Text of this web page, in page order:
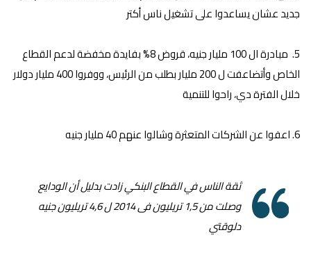
جديد عشان يساعدوا على تشغيل ناس أكتر
5. مبادرة ال 100 مليار جنيه، قروض 8% بفايدة مخفضة لدعم القطاع
الخاص وأتضاعفت ل 200 مليار بطلب من الرئيس، ووفروا 400 مليار دولار
خلال الفترة دي، راحوا للتنمية
6. اعفوا عن الشركات المتعثرة وشالوا عنهم 40 مليار جنيه
ثقة الناس في القطاع البنكي زادت بدليل أن الودايع
وصلت من 1,5 تريليون فى 2014 ل 4,6 تريليون جنيه
دلوقتي